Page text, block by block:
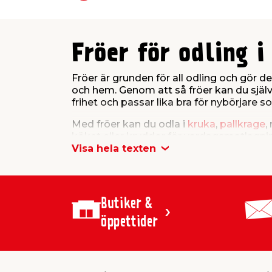
Fröer för odling i
Fröer är grunden för all odling och gör
och hem. Genom att så fröer kan du
frihet och passar lika bra för nybörjare
Med fröer kan du odla i kruka, pallkrage,
svenska förhållanden – till låga priser.
Därför väljer
Att odla från fröer är både praktiskt och
förpackning. Det gör fröer till ett
Fröer ger också större variation än
utrymme och intresse. Många
Visa hela texten
Butiker &
öppettider